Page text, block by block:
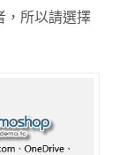
，所以請選擇